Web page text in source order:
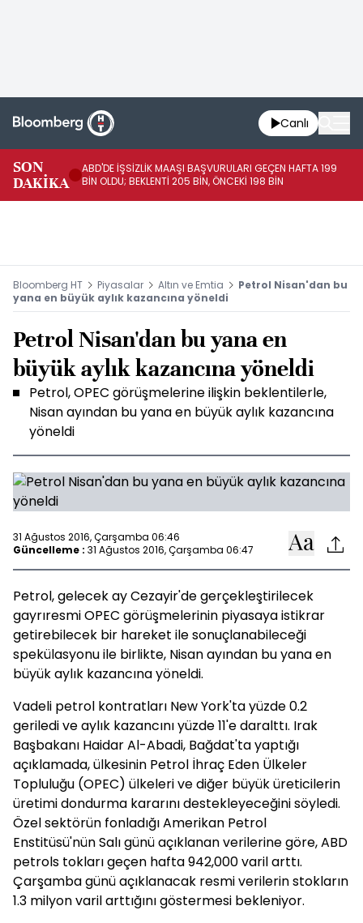
Canlı
SON
DAKİKA
ABD'DE İŞSİZLİK MAAŞI BAŞVURULARI GEÇEN HAFTA 199
BİN OLDU; BEKLENTİ 205 BİN, ÖNCEKİ 198 BİN
Bloomberg HT Piyasalar Altın ve Emtia
Petrol Nisan'dan bu
yana en büyük aylık kazancına yöneldi
Petrol Nisan'dan bu yana en
büyük aylık kazancına yöneldi
Petrol, OPEC görüşmelerine ilişkin beklentilerle,
Nisan ayından bu yana en büyük aylık kazancına
yöneldi
31 Ağustos 2016, Çarşamba 06:46
Güncelleme : 31 Ağustos 2016, Çarşamba 06:47
Petrol, gelecek ay Cezayir'de gerçekleştirilecek
gayrıresmi OPEC görüşmelerinin piyasaya istikrar
getirebilecek bir hareket ile sonuçlanabileceği
spekülasyonu ile birlikte, Nisan ayından bu yana en
büyük aylık kazancına yöneldi.
Vadeli petrol kontratları New York'ta yüzde 0.2
geriledi ve aylık kazancını yüzde 11'e daralttı. Irak
Başbakanı Haidar Al-Abadi, Bağdat'ta yaptığı
açıklamada, ülkesinin Petrol İhraç Eden Ülkeler
Topluluğu (OPEC) ülkeleri ve diğer büyük üreticilerin
üretimi dondurma kararını destekleyeceğini söyledi.
Özel sektörün fonladığı Amerikan Petrol
Enstitüsü'nün Salı günü açıklanan verilerine göre, ABD
petrols tokları geçen hafta 942,000 varil arttı.
Çarşamba günü açıklanacak resmi verilerin stokların
1.3 milyon varil arttığını göstermesi bekleniyor.